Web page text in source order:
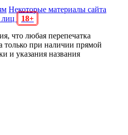
Некоторые материалы сайта
18+
что любая перепечатка
только при наличии прямой
и указания названия